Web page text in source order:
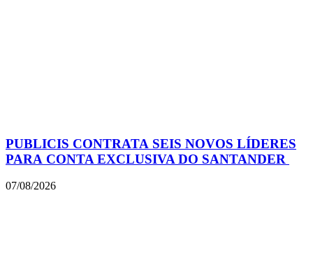
PUBLICIS CONTRATA SEIS NOVOS LÍDERES
PARA CONTA EXCLUSIVA DO SANTANDER
07/08/2026